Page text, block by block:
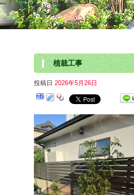
植栽工事
投稿日 2026年5月26日